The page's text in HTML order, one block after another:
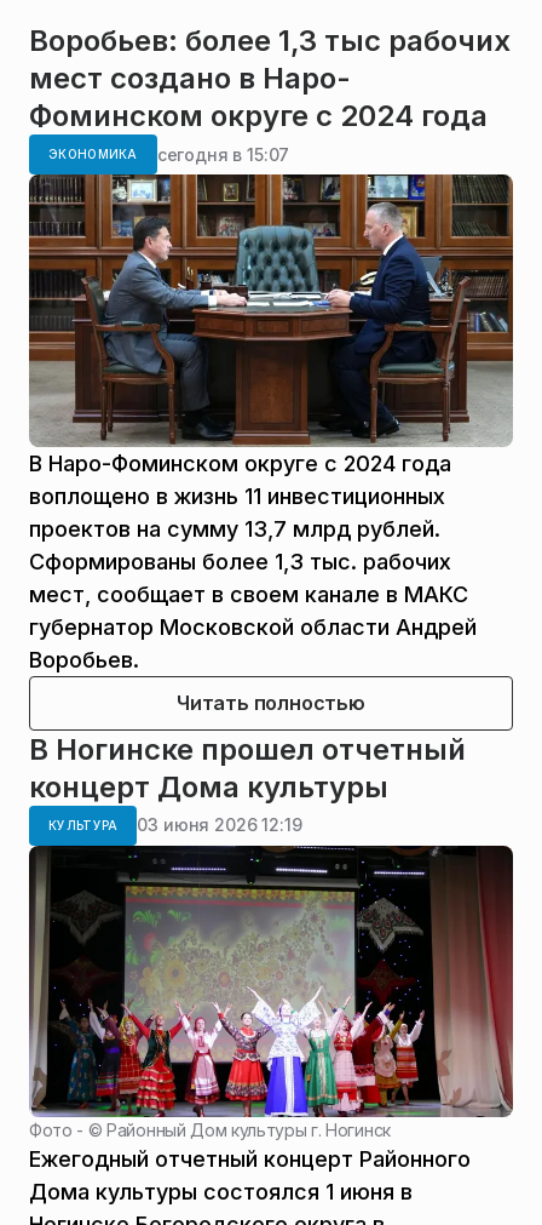
Воробьев: более 1,3 тыс рабочих
мест создано в Наро-
Фоминском округе с 2024 года
ЭКОНОМИКА сегодня в 15:07
В Наро-Фоминском округе с 2024 года
воплощено в жизнь 11 инвестиционных
проектов на сумму 13,7 млрд рублей.
Сформированы более 1,3 тыс. рабочих
мест, сообщает в своем канале в МАКС
губернатор Московской области Андрей
Воробьев.
Читать полностью
В Ногинске прошел отчетный
концерт Дома культуры
КУЛЬТУРА 03 июня 2026 12:19
Фото - ©Районный Дом культуры г. Ногинск
Ежегодный отчетный концерт Районного
Дома культуры состоялся 1 июня в